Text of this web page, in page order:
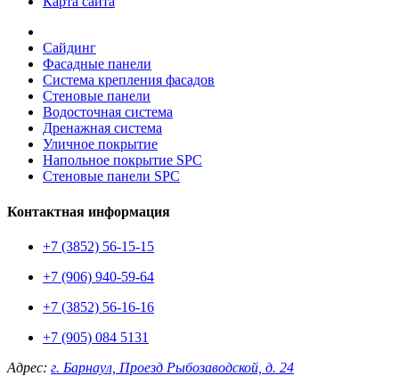
Сайдинг
Фасадные панели
Система крепления фасадов
Стеновые панели
Водосточная система
Дренажная система
Уличное покрытие
Напольное покрытие SPC
Стеновые панели SPC
Контактная информация
+7 (3852) 56-15-15
+7 (906) 940-59-64
+7 (3852) 56-16-16
+7 (905) 084 5131
Адрес: г. Барнаул, Проезд Рыбозаводской, д. 24